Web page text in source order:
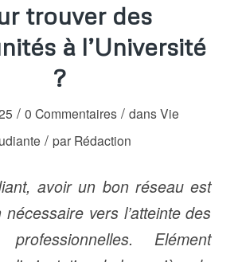
trouver des
à l’Université
?
/ 0 Commentaires / dansVie
/ par Rédaction
avoir un bon réseau est
vers l’atteinte des
professionnelles. Elément